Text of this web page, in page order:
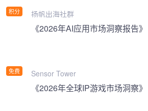
积分 扬帆出海社群
免费
《2026年AI应用市场洞察报告》
Sensor Tower
《2026年全球IP游戏市场洞察》